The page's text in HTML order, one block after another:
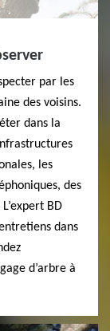
par les
des voisins.
dans la
les
des
BD
dans
d’arbre à